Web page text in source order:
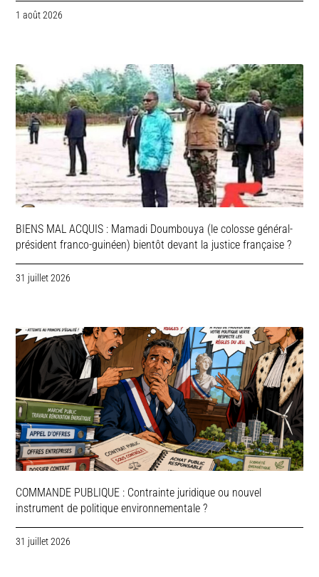
1 août 2026
BIENS MAL ACQUIS : Mamadi Doumbouya (le colosse général-
président franco-guinéen) bientôt devant la justice française ?
31 juillet 2026
COMMANDE PUBLIQUE : Contrainte juridique ou nouvel
instrument de politique environnementale ?
31 juillet 2026